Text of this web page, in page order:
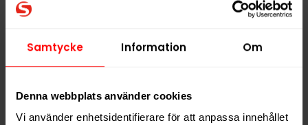
Samtycke Information Om
Denna webbplats använder cookies
Vi använder enhetsidentifierare för att anpassa innehållet
Smak
Styrka
Nikotin per portion